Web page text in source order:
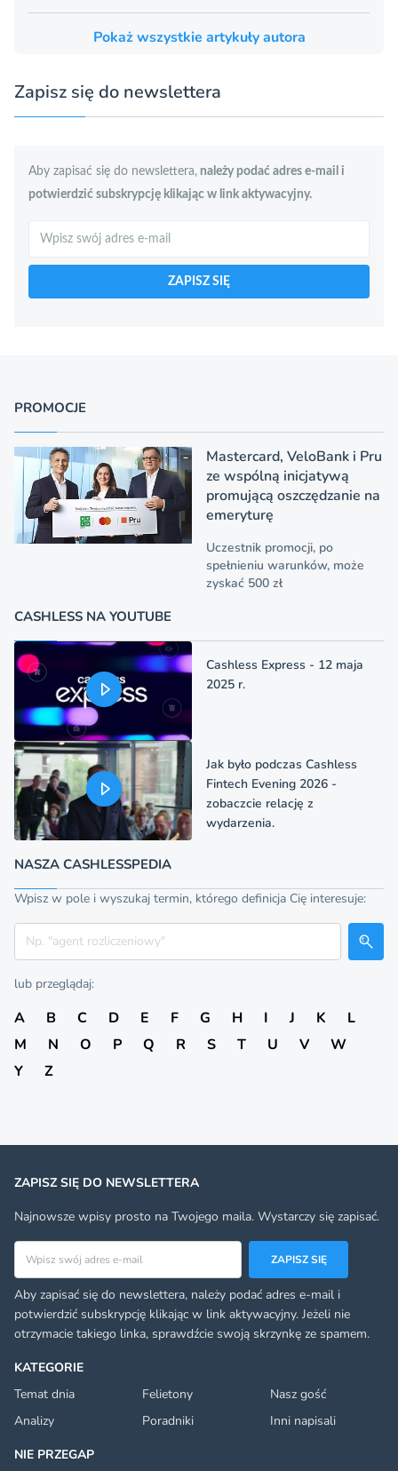
Pokaż wszystkie artykuły autora
Zapisz się do newslettera
Aby zapisać się do newslettera, należy podać adres e-mail i
potwierdzić subskrypcję klikając w link aktywacyjny.
Szukaj
ZAPISZ SIĘ
PROMOCJE
Mastercard, VeloBank i Pru
ze wspólną inicjatywą
promującą oszczędzanie na
emeryturę
Uczestnik promocji, po
spełnieniu warunków, może
zyskać 500 zł
CASHLESS NA YOUTUBE
Cashless Express - 12 maja
2025 r.
Jak było podczas Cashless
Fintech Evening 2026 -
zobaczcie relację z
wydarzenia.
NASZA CASHLESSPEDIA
Wpisz w pole i wyszukaj termin, którego definicja Cię interesuje:
Szukaj
lub przeglądaj:
A B C D E F G H I J K
L
M
N O P Q R S T U V
W
Y
Z
KATEGORIE
Temat dnia
Felietony
Nasz gość
Analizy
Poradniki
Inni napisali
NIE PRZEGAP
ZAPISZ SIĘ DO NEWSLETTERA
Najnowsze wpisy prosto na Twojego maila. Wystarczy się zapisać.
ZAPISZ SIĘ
Aby zapisać się do newslettera, należy podać adres e-mail i
potwierdzić subskrypcję klikając w link aktywacyjny. Jeżeli nie
otrzymacie takiego linka, sprawdźcie swoją skrzynkę ze spamem.